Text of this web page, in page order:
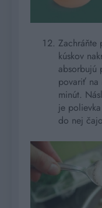
Zachráňte
kúskov
absorbujú
povariť na
minút.
je
do nej